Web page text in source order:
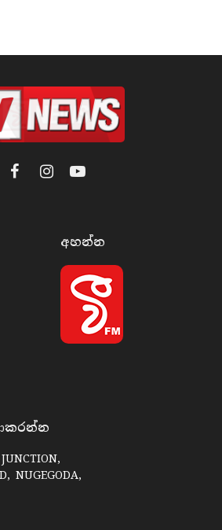
FacebookInstagramYouTube
අහන්​න
NUGEGODA,